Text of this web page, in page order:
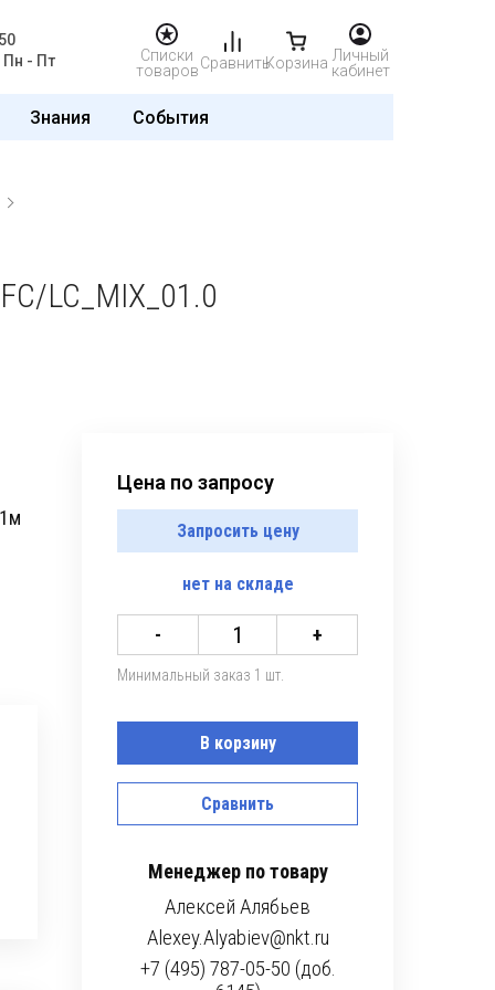
Пн - Пт
Списки
товаровСравнитьКорзина Личный
кабинет
Знания События
LC_MIX_01.0
Цена по запросу
Запросить цену
нет на складе
- +
Минимальный заказ 1 шт.
В корзину
Сравнить
Менеджер по товару
Алексей Алябьев
Alexey.Alyabiev@nkt.ru
+7 (495) 787-05-50 (доб.